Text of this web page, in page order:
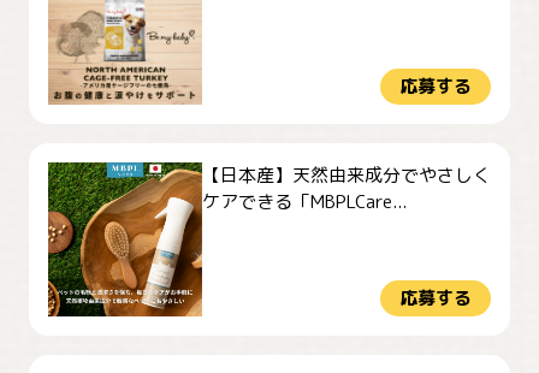
応募する
【日本産】天然由来成分でやさしく
ケアできる「MBPLCare...
応募する